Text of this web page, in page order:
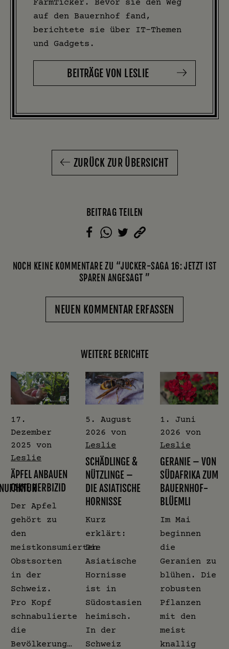
auf den Bauernhof fand,
berichtete sie über IT-Themen
und Gadgets.
BEITRÄGE VON LESLIE
ZURÜCK ZUR ÜBERSICHT
BEITRAG TEILEN
NOCH KEINE KOMMENTARE ZU “JUCKER-SAGA 16: JETZT IST
SPAREN ANGESAGT ”
NEUEN KOMMENTAR ERFASSEN
WEITERE BERICHTE
17.
Dezember
2025 von
Leslie
ÄPFEL ANBAUEN
OHNE HERBIZID
Der Apfel
gehört zu
den
meistkonsumierten
Obstsorten
in der
Schweiz.
Pro Kopf
schnabulierte
die
Bevölkerung…
5. August
2026 von
Leslie
SCHÄDLINGE &
NÜTZLINGE –
DIE ASIATISCHE
HORNISSE
Kurz
erklärt:
Die
Asiatische
Hornisse
ist in
Südostasien
heimisch.
In der
Schweiz
1. Juni
2026 von
Leslie
GERANIE – VON
SÜDAFRIKA ZUM
BAUERNHOF-
BLÜEMLI
Im Mai
beginnen
die
Geranien zu
blühen. Die
robusten
Pflanzen
mit den
meist
knallig